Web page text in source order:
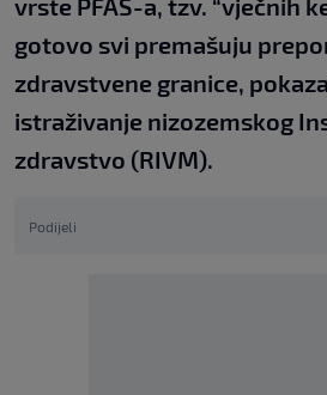
vrste PFAS-a, tzv. “vječnih
gotovo svi premašuju
zdravstvene granice,
istraživanje nizozemskog
zdravstvo (RIVM).
Podijeli